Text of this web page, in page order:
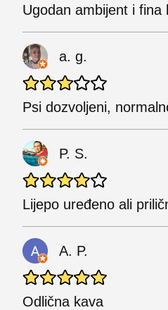
Ugodan ambijent i fina
a. g.
Psi dozvoljeni,
P. S.
Lijepo uređeno ali
A. P.
Odlična kava